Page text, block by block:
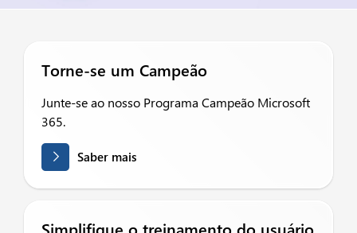
Torne-se um Campeão
Junte-se ao nosso Programa Campeão Microsoft
365.
Saber mais